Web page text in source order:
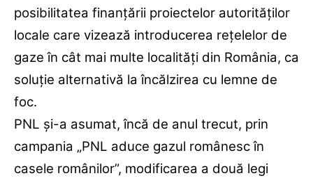
posibilitatea finanţării proiectelor autorităţilor
locale care vizează introducerea reţelelor de
gaze în cât mai multe localităţi din România, ca
soluţie alternativă la încălzirea cu lemne de
foc.
PNL şi-a asumat, încă de anul trecut, prin
campania „PNL aduce gazul românesc în
casele românilor”, modificarea a două legi